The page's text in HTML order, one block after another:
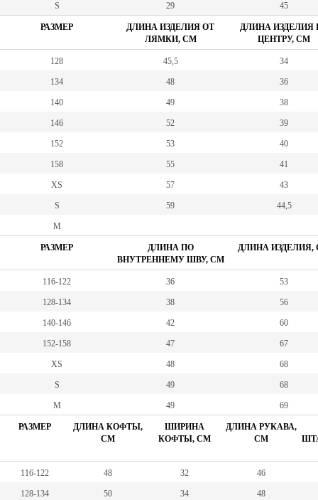
S 29 45
РАЗМЕР
ДЛИНА ИЗДЕЛИЯ ОТ
ЛЯМКИ, СМ
ДЛИНА ИЗДЕЛИЯ
ЦЕНТРУ, СМ
128 45,5 34
134 48 36
140 49 38
146 52 39
152 53 40
158 55 41
XS 57 43
S 59 44,5
M
РАЗМЕР
ДЛИНА ПО
ВНУТРЕННЕМУ ШВУ, СМ
ДЛИНА ИЗДЕЛИЯ,
116-122 36 53
128-134 38 56
140-146 42 60
152-158 47 67
XS 48 68
S 49 68
M 49 69
РАЗМЕР
ДЛИНА КОФТЫ,
СМ
ШИРИНА
КОФТЫ, СМ
ДЛИНА РУКАВА,
СМ
116-122 48 32 46
128-134 50 34 48